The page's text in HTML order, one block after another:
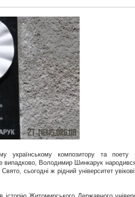
українському композитору та поету
випадково, Володимир Шинкарук
сьогодні ж рідний університет